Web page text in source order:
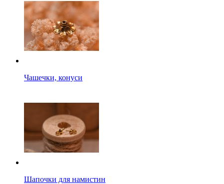
Чашечки, конуси
Шапочки для намистин